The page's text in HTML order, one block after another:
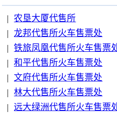
| 农垦大厦代售所
| 龙邦代售所火车售票处
| 铁旅凤凰代售所火车售票
| 和平代售所火车售票处
| 文府代售所火车售票处
| 林大代售所火车售票处
| 远大绿洲代售所火车售票